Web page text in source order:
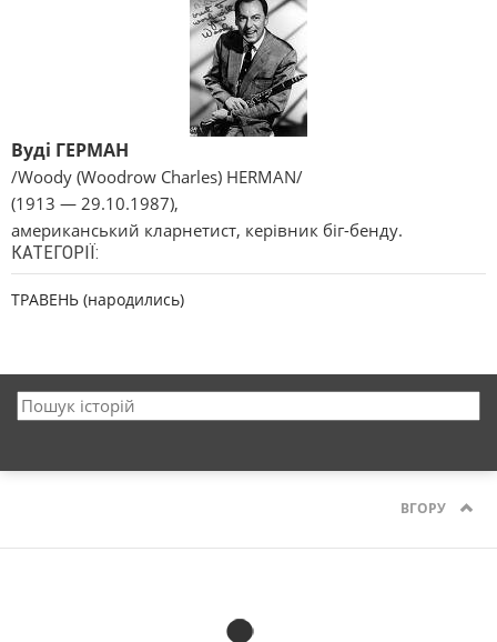
Вуді ГЕРМАН
/Woody (Woodrow Charles) HERMAN/
(1913 — 29.10.1987),
американський кларнетист, керівник біг-бенду.
КАТЕГОРІЇ:
ТРАВЕНЬ (народились)
ВГОРУ